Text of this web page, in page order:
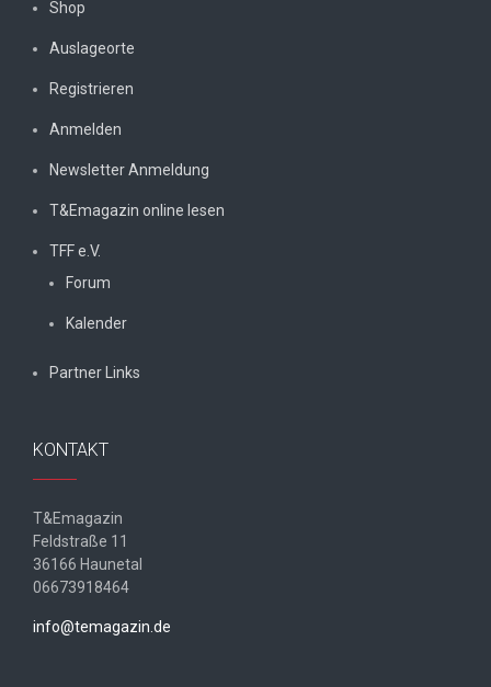
Shop
Auslageorte
Registrieren
Anmelden
Newsletter Anmeldung
T&Emagazin online lesen
TFF e.V.
Forum
Kalender
Partner Links
KONTAKT
T&Emagazin
Feldstraße 11
36166 Haunetal
06673918464
info@temagazin.de